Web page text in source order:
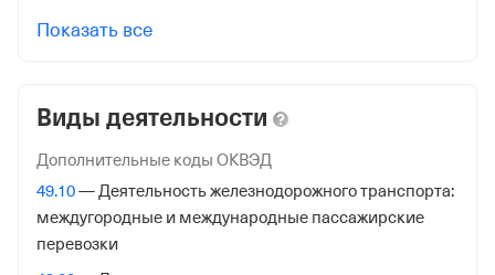
от 4 октября 2007
Регистрация ФНС
Дата регистрации
1 декабря 2025
Показать все
Виды деятельности
Дополнительные коды ОКВЭД
49.10— Деятельность железнодорожного транспорта:
междугородные и международные пассажирские
перевозки